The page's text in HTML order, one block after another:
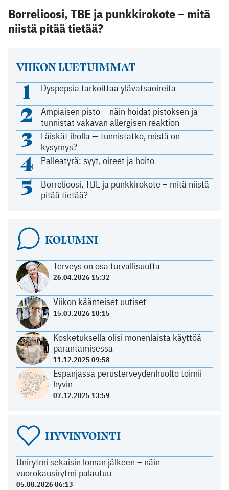
VIIKON LUETUIMMAT
1 Dyspepsia tarkoittaa ylävatsaoireita
2
Ampiaisen pisto – näin hoidat pistoksen ja
tunnistat vakavan allergisen reaktion
3
Läiskät iholla — tunnistatko, mistä on
kysymys?
4 Palleatyrä: syyt, oireet ja hoito
5
Borrelioosi, TBE ja punkkirokote – mitä niistä
pitää tietää?
KOLUMNI
Terveys on osa turvallisuutta
26.04.2026 15:32
Viikon käänteiset uutiset
15.03.2026 10:15
Kosketuksella olisi monenlaista käyttöä
parantamisessa
11.12.2025 09:58
Espanjassa perusterveydenhuolto toimii
hyvin
07.12.2025 13:59
HYVINVOINTI
Unirytmi sekaisin loman jälkeen – näin
vuorokausirytmi palautuu
05.08.2026 06:13
Borrelioosi, TBE ja punkkirokote – mitä
niistä pitää tietää?